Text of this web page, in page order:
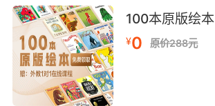
100本原版绘本
¥0 原价288元